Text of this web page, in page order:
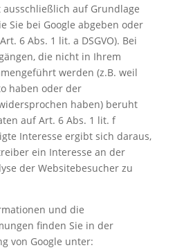
ausschließlich auf Grundlage
Sie bei Google abgeben oder
6 Abs. 1 lit. a DSGVO). Bei
die nicht in Ihrem
werden (z.B. weil
haben oder der
haben) beruht
auf Art. 6 Abs. 1 lit. f
Interesse ergibt sich daraus,
ein Interesse an der
der Websitebesucher zu
und die
finden Sie in der
von Google unter: